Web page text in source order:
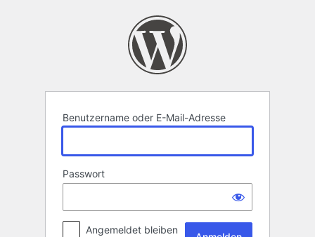
Benutzername oder E-Mail-Adresse
Passwort
Angemeldet bleiben